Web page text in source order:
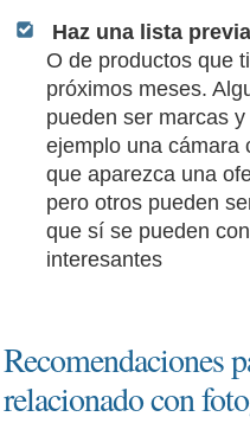
Haz una lista
O de productos que
próximos meses.
pueden ser marcas
ejemplo una cámara
que aparezca una
pero otros pueden
que sí se pueden
interesantes
Recomendaciones
relacionado con